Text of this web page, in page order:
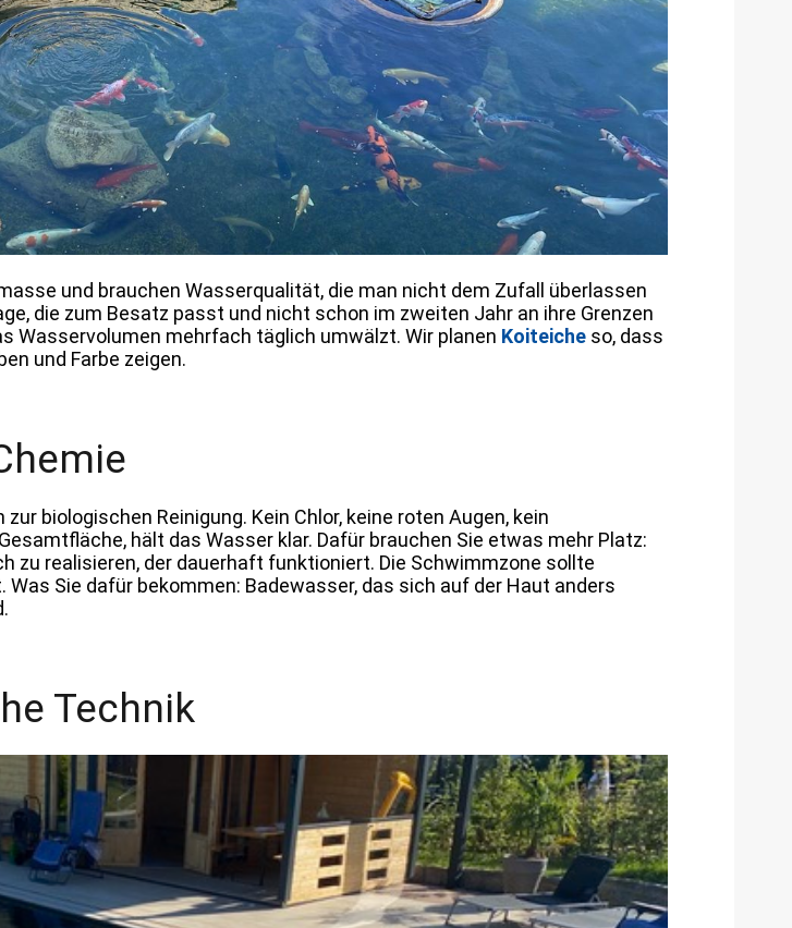
und brauchen Wasserqualität, die man nicht dem Zufall überlassen
die zum Besatz passt und nicht schon im zweiten Jahr an ihre Grenzen
Wasservolumen mehrfach täglich umwälzt. Wir planen Koiteiche so, dass
und Farbe zeigen.
biologischen Reinigung. Kein Chlor, keine roten Augen, kein
hält das Wasser klar. Dafür brauchen Sie etwas mehr Platz:
zu realisieren, der dauerhaft funktioniert. Die Schwimmzone sollte
Sie dafür bekommen: Badewasser, das sich auf der Haut anders
Technik